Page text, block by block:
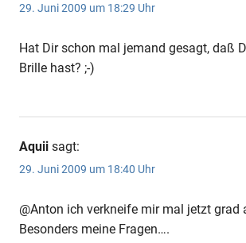
29. Juni 2009 um 18:29 Uhr
Hat Dir schon mal jemand gesagt, daß
Brille hast? ;-)
Aquii sagt:
29. Juni 2009 um 18:40 Uhr
@Anton ich verkneife mir mal jetzt grad
Besonders meine Fragen….